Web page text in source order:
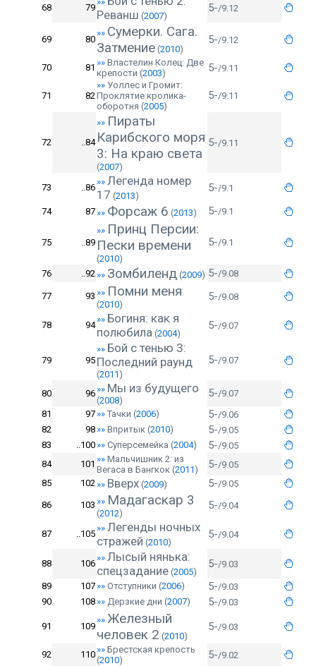
68 79
Реванш (2007)
5-/9.12
69 80
»» Сумерки. Сага.
Затмение (2010)
5-/9.12
70 81 »» Властелин Колец: Две
крепости (2003) 5-/9.11
71 82
»» Уоллес и Громит:
Проклятие кролика-
оборотня (2005)
5-/9.11
72 ..84
»» Пираты
Карибского моря
3: На краю света
(2007)
5-/9.11
73 ..86
»» Легенда номер
17 (2013)
5-/9.1
74 87»» Форсаж 6 (2013) 5-/9.1
75 ..89
»» Принц Персии:
Пески времени
(2010)
5-/9.1
76 ..92»» Зомбиленд (2009) 5-/9.08
77 93 »» Помни меня
(2010)
5-/9.08
78 94
»» Богиня: как я
полюбила (2004)
5-/9.07
79 95
»» Бой с тенью 3:
Последний раунд
(2011)
5-/9.07
80 96»» Мы из будущего
(2008)
5-/9.07
81
97»» Тачки (2006) 5-/9.06
82
98»» Впритык (2010) 5-/9.05
83
..100»» Суперсемейка (2004) 5-/9.05
84
101 »» Мальчишник 2: из
Вегаса в Бангкок (2011) 5-/9.05
85
102»» Вверх (2009) 5-/9.05
86
103 »» Мадагаскар 3
(2012)
5-/9.04
87 ..105
»» Легенды ночных
стражей (2010)
5-/9.04
88 106
»» Лысый нянька:
спецзадание (2005)
5-/9.03
89 107»» Отступники (2006) 5-/9.03
90
108»» Дерзкие дни (2007) 5-/9.03
91 109
»» Железный
человек 2 (2010)
5-/9.03
92 110»» Брестская крепость
(2010) 5-/9.02